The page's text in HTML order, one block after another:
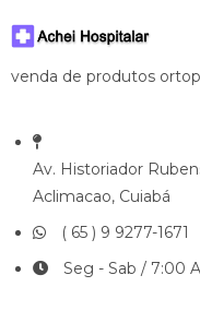
venda de produtos
Av. Historiador
Aclimacao, Cuiabá
( 65 ) 9 9277-1671
Seg - Sab / 7:00